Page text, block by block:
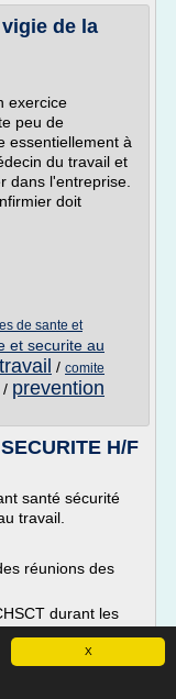
X
de la
exercice
peu de
essentiellement à
du travail et
dans l'entreprise.
doit
de sante et
et securite au
/ comite
/ prevention
H/F
santé sécurité
travail.
réunions des
durant les
aux